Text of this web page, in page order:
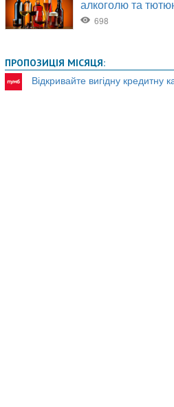
ПРОПОЗИЦІЯ МІСЯЦЯ:
Відкривайте вигідну